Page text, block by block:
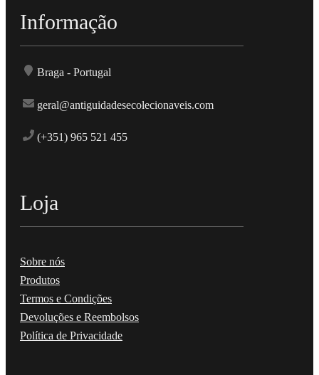
Informação
Braga - Portugal
geral@antiguidadesecolecionaveis.com
(+351) 965 521 455
Loja
Sobre nós
Produtos
Termos e Condições
Devoluções e Reembolsos
Política de Privacidade